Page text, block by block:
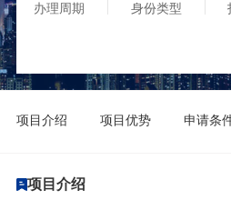
办理周期 身份类型
项目介绍 项目优势 申请条
项目介绍